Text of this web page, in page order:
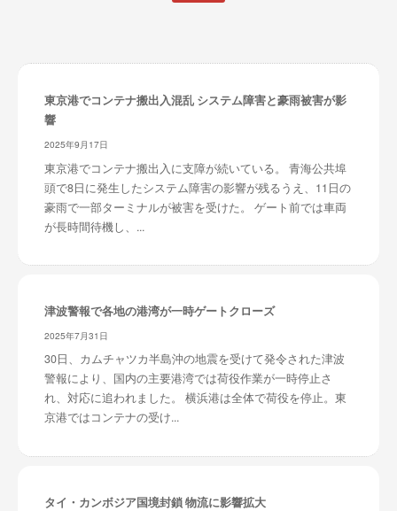
東京港でコンテナ搬出入混乱 システム障害と豪雨被害が影
響
2025年9月17日
東京港でコンテナ搬出入に支障が続いている。 青海公共埠
頭で8日に発生したシステム障害の影響が残るうえ、11日の
豪雨で一部ターミナルが被害を受けた。 ゲート前では車両
が長時間待機し、...
津波警報で各地の港湾が一時ゲートクローズ
2025年7月31日
30日、カムチャツカ半島沖の地震を受けて発令された津波
警報により、国内の主要港湾では荷役作業が一時停止さ
れ、対応に追われました。 横浜港は全体で荷役を停止。東
京港ではコンテナの受け...
タイ・カンボジア国境封鎖 物流に影響拡大